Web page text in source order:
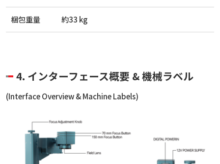
梱包重量 約33 kg
4. インターフェース概要 & 機械ラベル
(Interface Overview & Machine Labels)